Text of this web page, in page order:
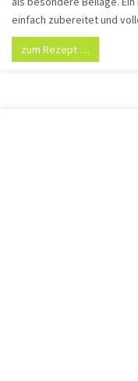
einfach zubereitet und
zum Rezept …